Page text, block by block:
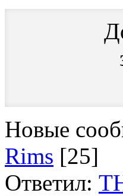
Новые
Rims [25]
Ответил: